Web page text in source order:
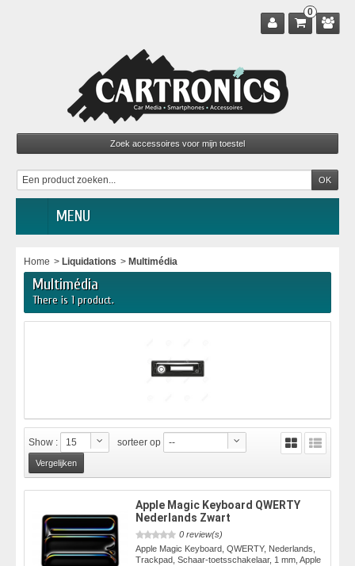
0
MENU
Home > Liquidations > Multimédia
Multimédia
There is 1 product.
Show : 15 sorteer op --
Apple Magic Keyboard QWERTY
Nederlands Zwart
0 review(s)
Apple Magic Keyboard, QWERTY, Nederlands,
Trackpad, Schaar-toetsschakelaar, 1 mm, Apple